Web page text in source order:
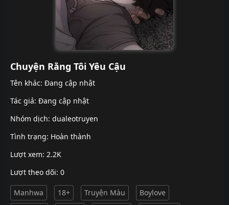
Chuyện Rằng Tôi Yêu Cậu
Tên khác: Đang cập nhật
Tác giả: Đang cập nhật
Nhóm dịch: dualeotruyen
Tình trạng: Hoàn thành
Lượt xem: 2.2K
Lượt theo dõi: 0
Manhwa 18+ Truyện Màu
Boylove